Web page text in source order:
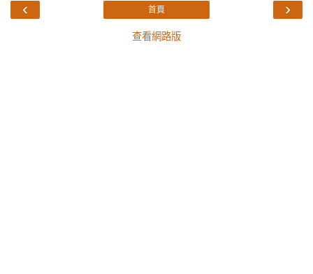
‹ ›
首頁
查看網路版